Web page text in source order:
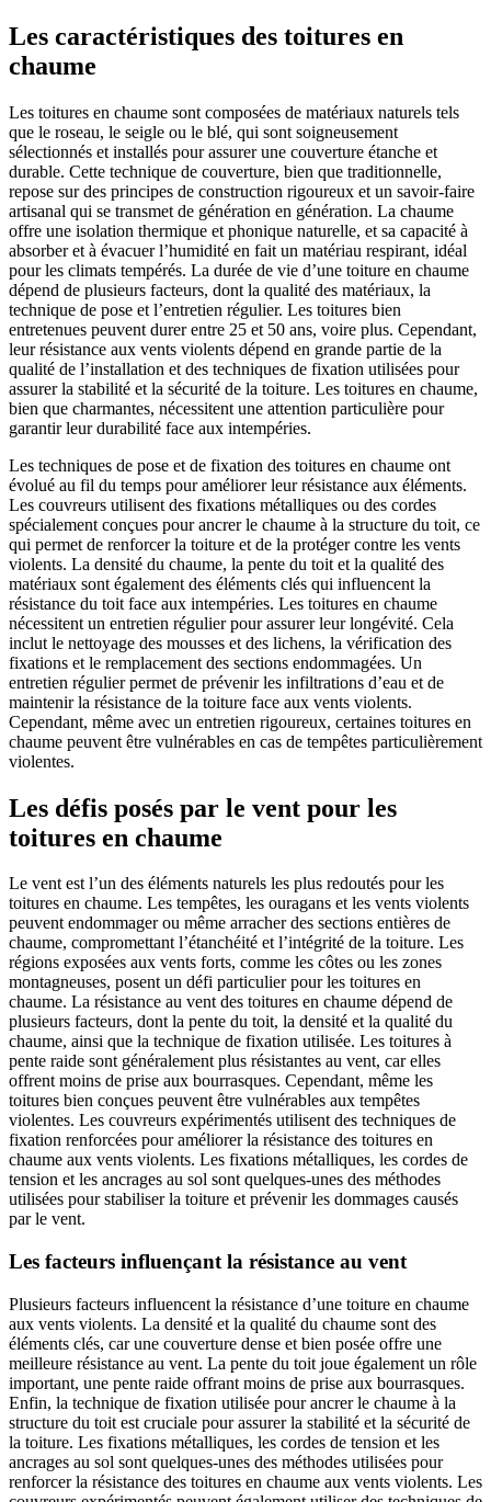
Les caractéristiques des toitures en
chaume
Les toitures en chaume sont composées de matériaux naturels tels
que le roseau, le seigle ou le blé, qui sont soigneusement
sélectionnés et installés pour assurer une couverture étanche et
durable. Cette technique de couverture, bien que traditionnelle,
repose sur des principes de construction rigoureux et un savoir-faire
artisanal qui se transmet de génération en génération. La chaume
offre une isolation thermique et phonique naturelle, et sa capacité à
absorber et à évacuer l’humidité en fait un matériau respirant, idéal
pour les climats tempérés. La durée de vie d’une toiture en chaume
dépend de plusieurs facteurs, dont la qualité des matériaux, la
technique de pose et l’entretien régulier. Les toitures bien
entretenues peuvent durer entre 25 et 50 ans, voire plus. Cependant,
leur résistance aux vents violents dépend en grande partie de la
qualité de l’installation et des techniques de fixation utilisées pour
assurer la stabilité et la sécurité de la toiture. Les toitures en chaume,
bien que charmantes, nécessitent une attention particulière pour
garantir leur durabilité face aux intempéries.
Les techniques de pose et de fixation des toitures en chaume ont
évolué au fil du temps pour améliorer leur résistance aux éléments.
Les couvreurs utilisent des fixations métalliques ou des cordes
spécialement conçues pour ancrer le chaume à la structure du toit, ce
qui permet de renforcer la toiture et de la protéger contre les vents
violents. La densité du chaume, la pente du toit et la qualité des
matériaux sont également des éléments clés qui influencent la
résistance du toit face aux intempéries. Les toitures en chaume
nécessitent un entretien régulier pour assurer leur longévité. Cela
inclut le nettoyage des mousses et des lichens, la vérification des
fixations et le remplacement des sections endommagées. Un
entretien régulier permet de prévenir les infiltrations d’eau et de
maintenir la résistance de la toiture face aux vents violents.
Cependant, même avec un entretien rigoureux, certaines toitures en
chaume peuvent être vulnérables en cas de tempêtes particulièrement
violentes.
Les défis posés par le vent pour les
toitures en chaume
Le vent est l’un des éléments naturels les plus redoutés pour les
toitures en chaume. Les tempêtes, les ouragans et les vents violents
peuvent endommager ou même arracher des sections entières de
chaume, compromettant l’étanchéité et l’intégrité de la toiture. Les
régions exposées aux vents forts, comme les côtes ou les zones
montagneuses, posent un défi particulier pour les toitures en
chaume. La résistance au vent des toitures en chaume dépend de
plusieurs facteurs, dont la pente du toit, la densité et la qualité du
chaume, ainsi que la technique de fixation utilisée. Les toitures à
pente raide sont généralement plus résistantes au vent, car elles
offrent moins de prise aux bourrasques. Cependant, même les
toitures bien conçues peuvent être vulnérables aux tempêtes
violentes. Les couvreurs expérimentés utilisent des techniques de
fixation renforcées pour améliorer la résistance des toitures en
chaume aux vents violents. Les fixations métalliques, les cordes de
tension et les ancrages au sol sont quelques-unes des méthodes
utilisées pour stabiliser la toiture et prévenir les dommages causés
par le vent.
Les facteurs influençant la résistance au vent
Plusieurs facteurs influencent la résistance d’une toiture en chaume
aux vents violents. La densité et la qualité du chaume sont des
éléments clés, car une couverture dense et bien posée offre une
meilleure résistance au vent. La pente du toit joue également un rôle
important, une pente raide offrant moins de prise aux bourrasques.
Enfin, la technique de fixation utilisée pour ancrer le chaume à la
structure du toit est cruciale pour assurer la stabilité et la sécurité de
la toiture. Les fixations métalliques, les cordes de tension et les
ancrages au sol sont quelques-unes des méthodes utilisées pour
renforcer la résistance des toitures en chaume aux vents violents. Les